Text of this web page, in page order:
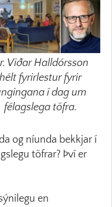
Viðar Halldórsson
hélt fyrirlestur fyrir
í dag um
félagslega töfra.
og níunda bekkjar í
töfrar? Því er
en